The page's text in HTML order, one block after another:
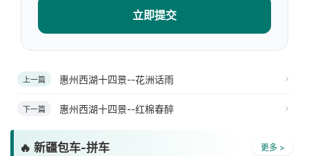
立即提交
上一篇 惠州西湖十四景--花洲话雨
下一篇 惠州西湖十四景--红棉春醉
🔥 新疆包车-拼车 更多 >